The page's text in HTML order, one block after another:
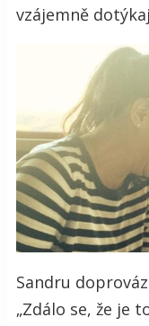
vzájemně
Sandru
„Zdálo se, že je